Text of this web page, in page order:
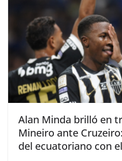
Alan Minda brilló en
Mineiro ante
del ecuatoriano con